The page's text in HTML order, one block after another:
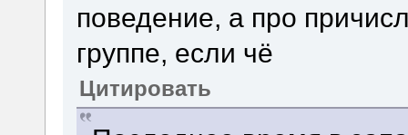
поведение, а про
группе, если чё
Цитировать